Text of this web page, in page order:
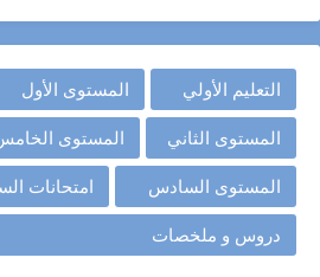
التعليم الأولي المستوى الأول
المستوى الثاني المستوى
المستوى السادس امتحانات
دروس و ملخصات